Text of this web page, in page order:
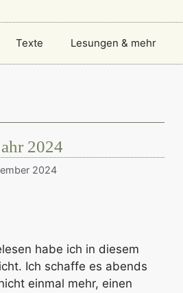
Texte Lesungen & mehr
2024
2024
habe ich in diesem
Ich schaffe es abends
einmal mehr, einen